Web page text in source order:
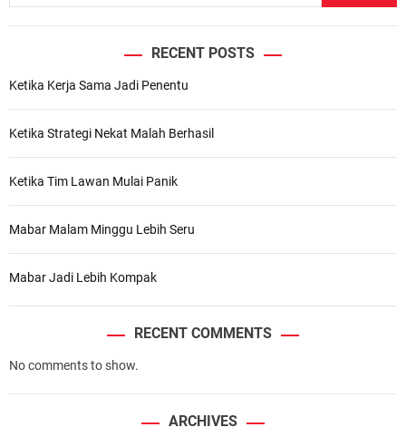
RECENT POSTS
Ketika Kerja Sama Jadi Penentu
Ketika Strategi Nekat Malah Berhasil
Ketika Tim Lawan Mulai Panik
Mabar Malam Minggu Lebih Seru
Mabar Jadi Lebih Kompak
RECENT COMMENTS
No comments to show.
ARCHIVES